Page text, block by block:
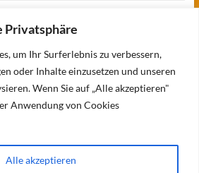
Privatsphäre
um Ihr Surferlebnis zu verbessern,
oder Inhalte einzusetzen und unseren
Wenn Sie auf „Alle akzeptieren"
Anwendung von Cookies
Alle akzeptieren
& Messen